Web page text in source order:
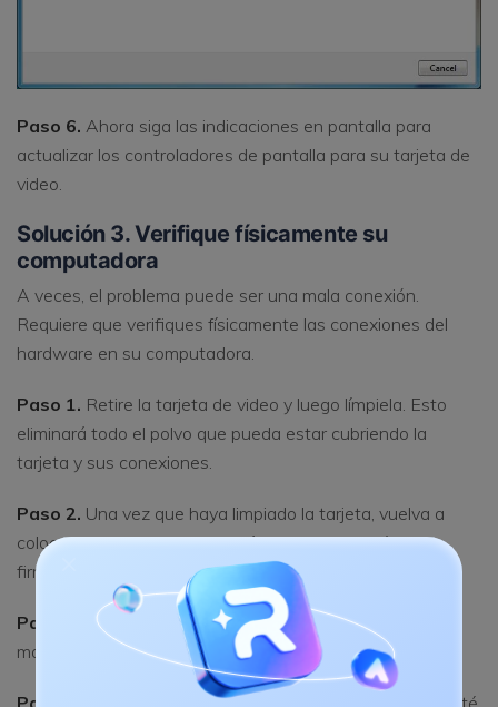
Paso 6. Ahora siga las indicaciones en pantalla para
actualizar los controladores de pantalla para su tarjeta de
video.
Solución 3. Verifique físicamente su
computadora
A veces, el problema puede ser una mala conexión.
Requiere que verifiques físicamente las conexiones del
hardware en su computadora.
Paso 1. Retire la tarjeta de video y luego límpiela. Esto
eliminará todo el polvo que pueda estar cubriendo la
tarjeta y sus conexiones.
Paso 2. Una vez que haya limpiado la tarjeta, vuelva a
colocarla en su ranura y asegúrese de que esté
firmemente asegurada.
Paso 3.
Retire las tarjetas RAM y límpielas de la misma
manera que hizo con la tarjeta de video.